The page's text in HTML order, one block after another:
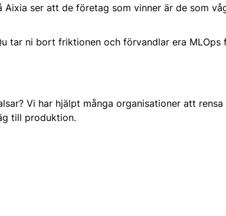
ser att de företag som vinner är de som
tar ni bort friktionen och förvandlar era MLOps
Vi har hjälpt många organisationer att rensa
till produktion.